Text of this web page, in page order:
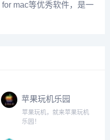
mac等优秀软件，是一
苹果玩机乐园
苹果玩机，就来苹果玩机
乐园！